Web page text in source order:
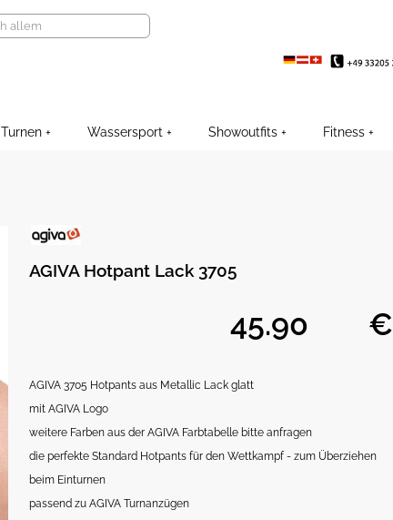
Turnen Wassersport Showoutfits Fitness
AGIVA Hotpant Lack 3705
€
AGIVA 3705 Hotpants aus Metallic Lack glatt
mit AGIVA Logo
weitere Farben aus der AGIVA Farbtabelle bitte anfragen
die perfekte Standard Hotpants für den Wettkampf - zum Überziehen
beim Einturnen
passend zu AGIVA Turnanzügen